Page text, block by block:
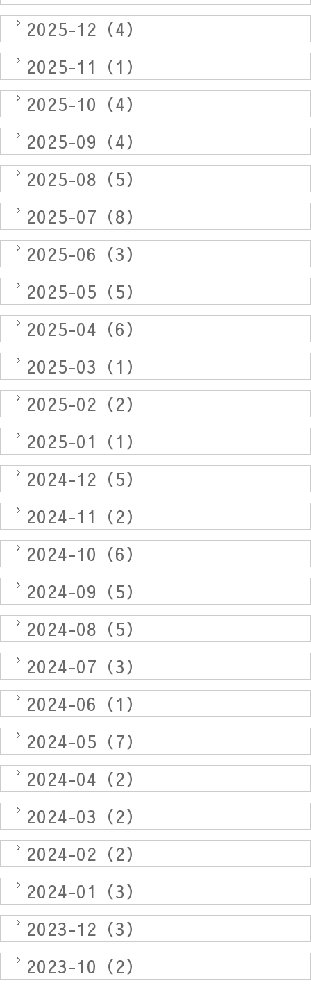
2025-12（4）
2025-11（1）
2025-10（4）
2025-09（4）
2025-08（5）
2025-07（8）
2025-06（3）
2025-05（5）
2025-04（6）
2025-03（1）
2025-02（2）
2025-01（1）
2024-12（5）
2024-11（2）
2024-10（6）
2024-09（5）
2024-08（5）
2024-07（3）
2024-06（1）
2024-05（7）
2024-04（2）
2024-03（2）
2024-02（2）
2024-01（3）
2023-12（3）
2023-10（2）